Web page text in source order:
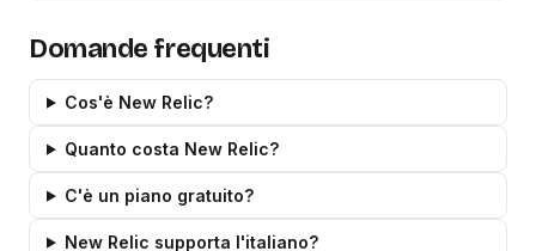
Domande frequenti
Cos'è New Relic?
Quanto costa New Relic?
C'è un piano gratuito?
New Relic supporta l'italiano?